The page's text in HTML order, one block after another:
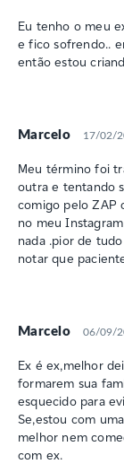
Eu tenho o meu
e fico sofrendo..
então estou
Marcelo 17/02/
Meu término foi
outra e tentando
comigo pelo ZAP
no meu
nada .pior de
notar que
Marcelo 06/09/
Ex é ex,melhor
formarem sua
esquecido para
Se,estou com
melhor nem
com ex.